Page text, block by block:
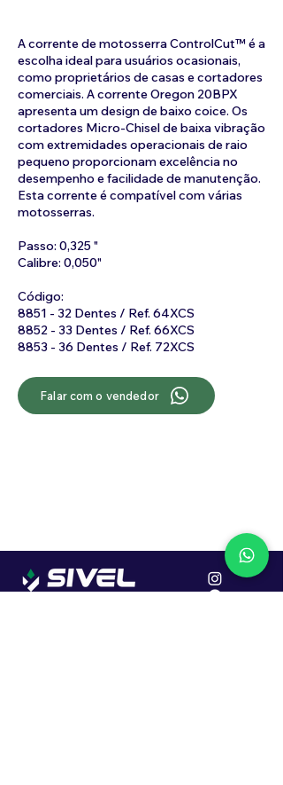
A corrente de motosserra ControlCut™ é a
escolha ideal para usuários ocasionais,
como proprietários de casas e cortadores
comerciais. A corrente Oregon 20BPX
apresenta um design de baixo coice. Os
cortadores Micro-Chisel de baixa vibração
com extremidades operacionais de raio
pequeno proporcionam excelência no
desempenho e facilidade de manutenção.
Esta corrente é compatível com várias
motosserras.
Passo: 0,325 "
Calibre: 0,050"
Código:
8851 - 32 Dentes / Ref. 64XCS
8852 - 33 Dentes / Ref. 66XCS
8853 - 36 Dentes / Ref. 72XCS
Falar com o vendedor